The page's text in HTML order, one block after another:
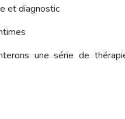
et diagnostic
une série de